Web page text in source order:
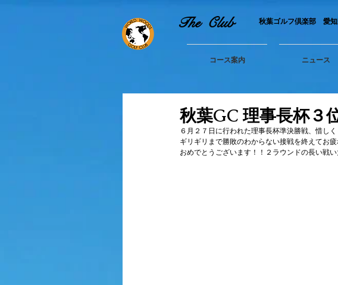
The Club 秋葉ゴルフ倶楽部 愛知
コース案内 ニュース
秋葉GC 理事長杯３
６月２７日に行われた理事長杯準決勝戦、惜し
ギリギリまで勝敗のわからない接戦を終えてお
おめでとうございます！！２ラウンドの長い戦い
左　宮林選
笑顔がい